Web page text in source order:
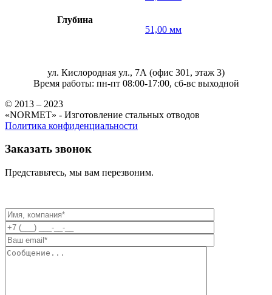
Глубина
51,00 мм
ул. Кислородная ул., 7А (офис 301, этаж 3)
Время работы: пн-пт 08:00-17:00, сб-вс выходной
© 2013 – 2023
«NORMET» - Изготовление стальных отводов
Политика конфиденциальности
Заказать звонок
Представьтесь, мы вам перезвоним.